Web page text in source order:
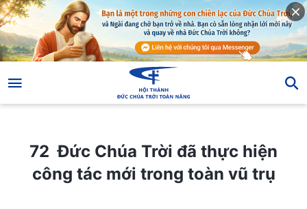
72 Đức Chúa Trời đã thực hiện
công tác mới trong toàn vũ trụ